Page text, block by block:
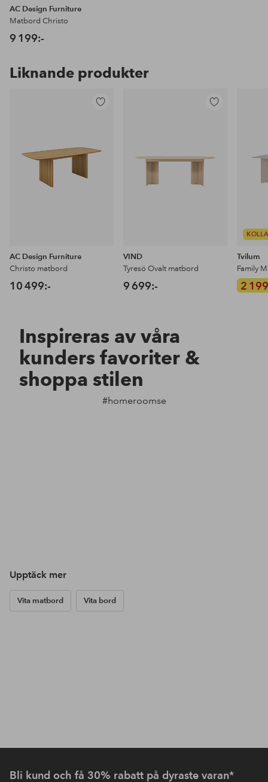
AC Design Furniture
Matbord Christo
9 199:-
Liknande produkter
AC Design Furniture
Christo matbord
10 499:-
VIND
Tyresö Ovalt matbord
9 699:-
Tvilum
Family
2
Inspireras av våra
kunders favoriter &
shoppa stilen
#homeroomse
Upptäck mer
Vita matbord Vita bord
Bli kund och få 30% rabatt på dyraste varan*